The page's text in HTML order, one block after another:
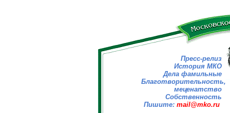
Пресс-релиз
История МКО
Дела фамильные
Благотворительность,
меценатство
Собственность
Пишите: mail@mko.ru